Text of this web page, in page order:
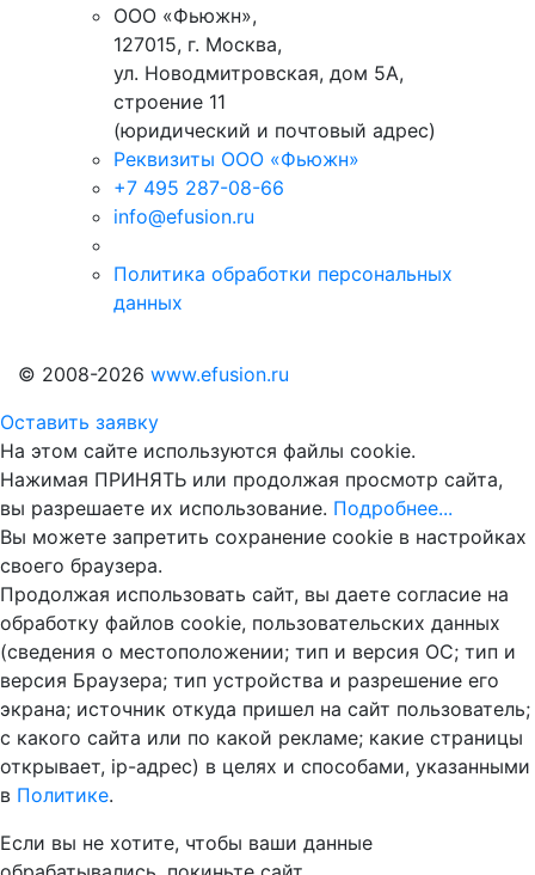
ООО «Фьюжн»,
127015, г. Москва,
ул. Новодмитровская, дом 5А,
строение 11
(юридический и почтовый адрес)
Реквизиты ООО «Фьюжн»
+7 495 287-08-66
info@efusion.ru
Политика обработки персональных
данных
© 2008-2026 www.efusion.ru
Оставить заявку
На этом сайте используются файлы cookie.
Нажимая ПРИНЯТЬ или продолжая просмотр сайта,
вы разрешаете их использование. Подробнее...
Вы можете запретить сохранение cookie в настройках
своего браузера.
Продолжая использовать сайт, вы даете согласие на
обработку файлов cookie, пользовательских данных
(сведения о местоположении; тип и версия ОС; тип и
версия Браузера; тип устройства и разрешение его
экрана; источник откуда пришел на сайт пользователь;
с какого сайта или по какой рекламе; какие страницы
открывает, ip-адрес) в целях и способами, указанными
в Политике.
Если вы не хотите, чтобы ваши данные